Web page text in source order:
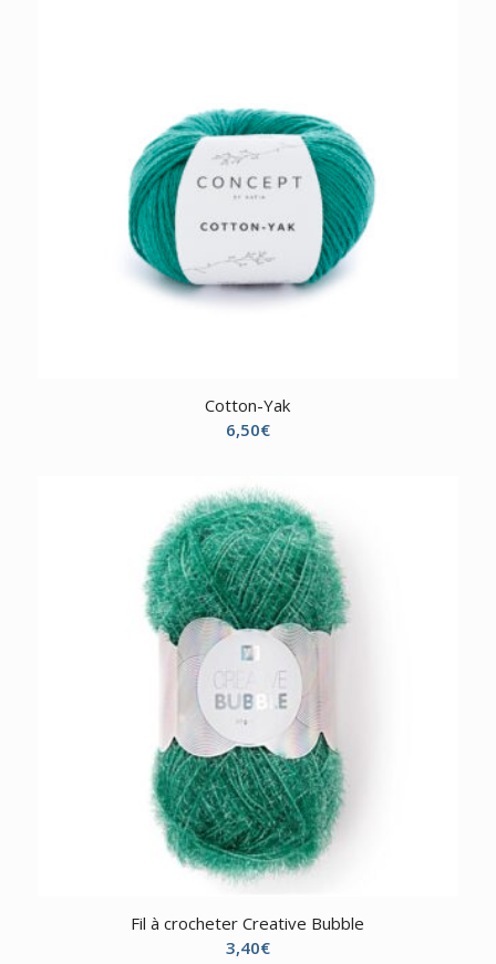
Cotton-Yak
6,50€
Fil à crocheter Creative Bubble
3,40€